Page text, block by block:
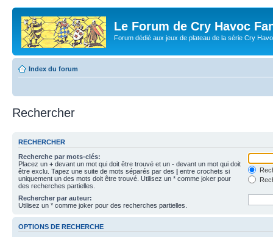
Le Forum de Cry Havoc
Forum dédié aux jeux de plateau de la série Cry
Index du forum
Rechercher
RECHERCHER
Recherche par mots-clés:
Placez un + devant un mot qui doit être trouvé et un - devant un mot qui doit
être exclu. Tapez une suite de mots séparés par des | entre crochets si
uniquement un des mots doit être trouvé. Utilisez un * comme joker pour
des recherches partielles.
Rechercher par auteur:
Utilisez un * comme joker pour des recherches partielles.
OPTIONS DE RECHERCHE